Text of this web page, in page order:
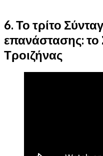
6. Το τρίτο
επανάστασης: το
Τροιζήνας